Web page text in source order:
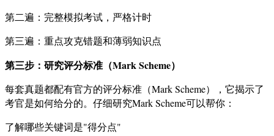
第二遍：完整模拟考试，严格计时
第三遍：重点攻克错题和薄弱知识点
第三步：研究评分标准（Mark Scheme）
每套真题都配有官方的评分标准（Mark Scheme），它揭示了
考官是如何给分的。仔细研究Mark Scheme可以帮你：
了解哪些关键词是"得分点"